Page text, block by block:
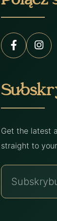
Get the latest
straight to